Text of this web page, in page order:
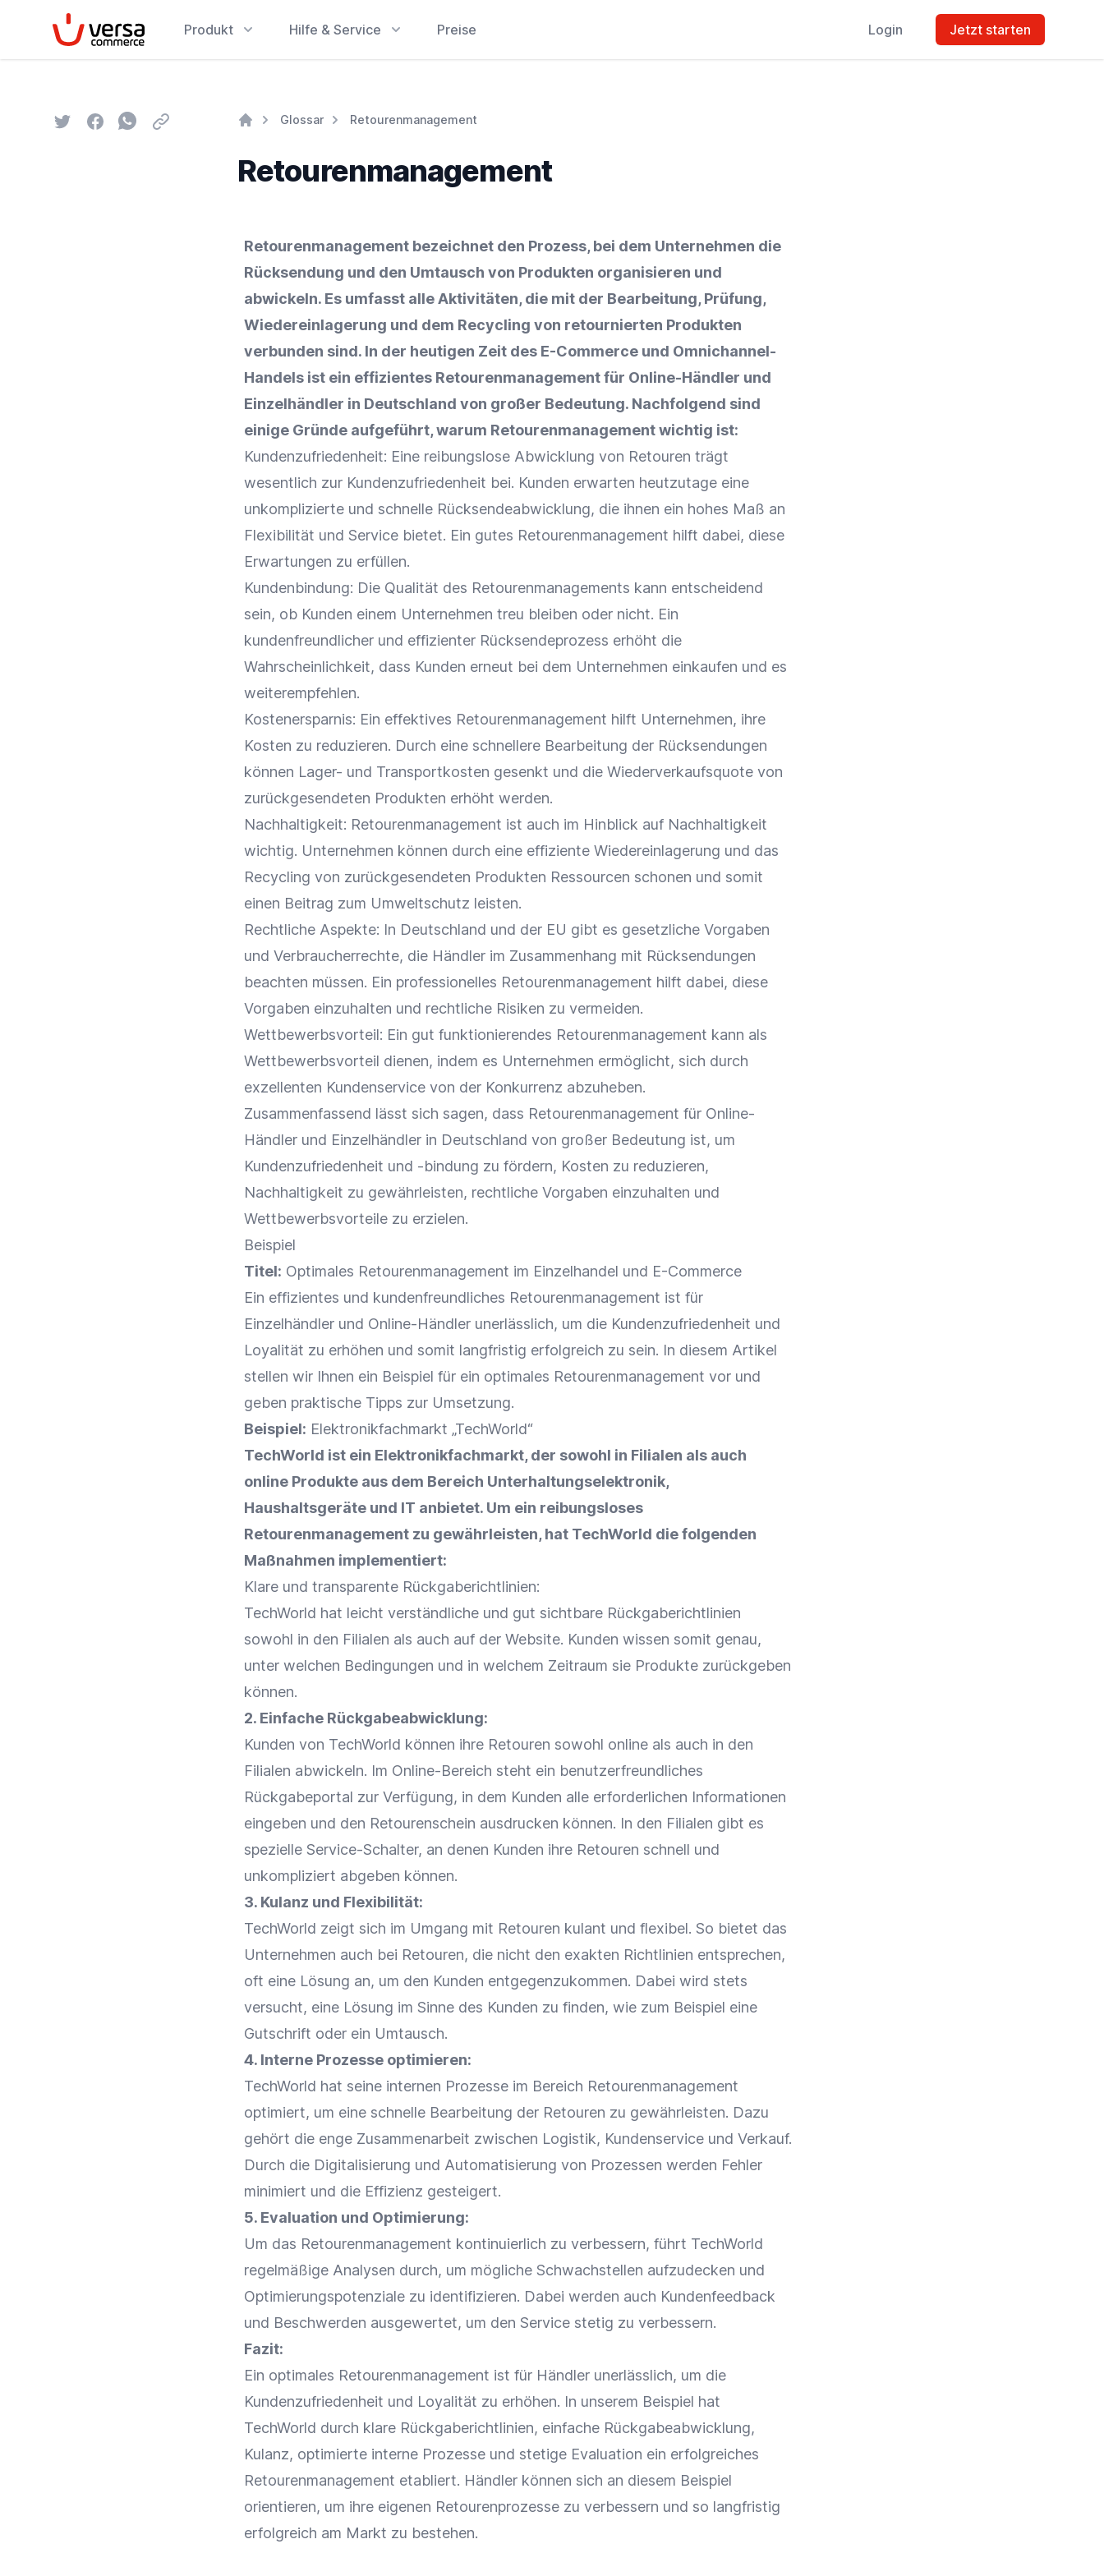
VersaCommerce Produkt Hilfe & Service Preise Login Jetzt starten
TwitterFacebookWhatsapp
Email Glossar Retourenmanagement
Retourenmanagement
Retourenmanagement bezeichnet den Prozess, bei dem Unternehmen die
Rücksendung und den Umtausch von Produkten organisieren und
abwickeln. Es umfasst alle Aktivitäten, die mit der Bearbeitung, Prüfung,
Wiedereinlagerung und dem Recycling von retournierten Produkten
verbunden sind. In der heutigen Zeit des E-Commerce und Omnichannel-
Handels ist ein effizientes Retourenmanagement für Online-Händler und
Einzelhändler in Deutschland von großer Bedeutung. Nachfolgend sind
einige Gründe aufgeführt, warum Retourenmanagement wichtig ist:
Kundenzufriedenheit: Eine reibungslose Abwicklung von Retouren trägt
wesentlich zur Kundenzufriedenheit bei. Kunden erwarten heutzutage eine
unkomplizierte und schnelle Rücksendeabwicklung, die ihnen ein hohes Maß an
Flexibilität und Service bietet. Ein gutes Retourenmanagement hilft dabei, diese
Erwartungen zu erfüllen.
Kundenbindung: Die Qualität des Retourenmanagements kann entscheidend
sein, ob Kunden einem Unternehmen treu bleiben oder nicht. Ein
kundenfreundlicher und effizienter Rücksendeprozess erhöht die
Wahrscheinlichkeit, dass Kunden erneut bei dem Unternehmen einkaufen und es
weiterempfehlen.
Kostenersparnis: Ein effektives Retourenmanagement hilft Unternehmen, ihre
Kosten zu reduzieren. Durch eine schnellere Bearbeitung der Rücksendungen
können Lager- und Transportkosten gesenkt und die Wiederverkaufsquote von
zurückgesendeten Produkten erhöht werden.
Nachhaltigkeit: Retourenmanagement ist auch im Hinblick auf Nachhaltigkeit
wichtig. Unternehmen können durch eine effiziente Wiedereinlagerung und das
Recycling von zurückgesendeten Produkten Ressourcen schonen und somit
einen Beitrag zum Umweltschutz leisten.
Rechtliche Aspekte: In Deutschland und der EU gibt es gesetzliche Vorgaben
und Verbraucherrechte, die Händler im Zusammenhang mit Rücksendungen
beachten müssen. Ein professionelles Retourenmanagement hilft dabei, diese
Vorgaben einzuhalten und rechtliche Risiken zu vermeiden.
Wettbewerbsvorteil: Ein gut funktionierendes Retourenmanagement kann als
Wettbewerbsvorteil dienen, indem es Unternehmen ermöglicht, sich durch
exzellenten Kundenservice von der Konkurrenz abzuheben.
Zusammenfassend lässt sich sagen, dass Retourenmanagement für Online-
Händler und Einzelhändler in Deutschland von großer Bedeutung ist, um
Kundenzufriedenheit und -bindung zu fördern, Kosten zu reduzieren,
Nachhaltigkeit zu gewährleisten, rechtliche Vorgaben einzuhalten und
Wettbewerbsvorteile zu erzielen.
Beispiel
Titel: Optimales Retourenmanagement im Einzelhandel und E-Commerce
Ein effizientes und kundenfreundliches Retourenmanagement ist für
Einzelhändler und Online-Händler unerlässlich, um die Kundenzufriedenheit und
Loyalität zu erhöhen und somit langfristig erfolgreich zu sein. In diesem Artikel
stellen wir Ihnen ein Beispiel für ein optimales Retourenmanagement vor und
geben praktische Tipps zur Umsetzung.
Beispiel: Elektronikfachmarkt „TechWorld“
TechWorld ist ein Elektronikfachmarkt, der sowohl in Filialen als auch
online Produkte aus dem Bereich Unterhaltungselektronik,
Haushaltsgeräte und IT anbietet. Um ein reibungsloses
Retourenmanagement zu gewährleisten, hat TechWorld die folgenden
Maßnahmen implementiert:
Klare und transparente Rückgaberichtlinien:
TechWorld hat leicht verständliche und gut sichtbare Rückgaberichtlinien
sowohl in den Filialen als auch auf der Website. Kunden wissen somit genau,
unter welchen Bedingungen und in welchem Zeitraum sie Produkte zurückgeben
können.
2. Einfache Rückgabeabwicklung:
Kunden von TechWorld können ihre Retouren sowohl online als auch in den
Filialen abwickeln. Im Online-Bereich steht ein benutzerfreundliches
Rückgabeportal zur Verfügung, in dem Kunden alle erforderlichen Informationen
eingeben und den Retourenschein ausdrucken können. In den Filialen gibt es
spezielle Service-Schalter, an denen Kunden ihre Retouren schnell und
unkompliziert abgeben können.
3. Kulanz und Flexibilität:
TechWorld zeigt sich im Umgang mit Retouren kulant und flexibel. So bietet das
Unternehmen auch bei Retouren, die nicht den exakten Richtlinien entsprechen,
oft eine Lösung an, um den Kunden entgegenzukommen. Dabei wird stets
versucht, eine Lösung im Sinne des Kunden zu finden, wie zum Beispiel eine
Gutschrift oder ein Umtausch.
4. Interne Prozesse optimieren:
TechWorld hat seine internen Prozesse im Bereich Retourenmanagement
optimiert, um eine schnelle Bearbeitung der Retouren zu gewährleisten. Dazu
gehört die enge Zusammenarbeit zwischen Logistik, Kundenservice und Verkauf.
Durch die Digitalisierung und Automatisierung von Prozessen werden Fehler
minimiert und die Effizienz gesteigert.
5. Evaluation und Optimierung:
Um das Retourenmanagement kontinuierlich zu verbessern, führt TechWorld
regelmäßige Analysen durch, um mögliche Schwachstellen aufzudecken und
Optimierungspotenziale zu identifizieren. Dabei werden auch Kundenfeedback
und Beschwerden ausgewertet, um den Service stetig zu verbessern.
Fazit:
Ein optimales Retourenmanagement ist für Händler unerlässlich, um die
Kundenzufriedenheit und Loyalität zu erhöhen. In unserem Beispiel hat
TechWorld durch klare Rückgaberichtlinien, einfache Rückgabeabwicklung,
Kulanz, optimierte interne Prozesse und stetige Evaluation ein erfolgreiches
Retourenmanagement etabliert. Händler können sich an diesem Beispiel
orientieren, um ihre eigenen Retourenprozesse zu verbessern und so langfristig
erfolgreich am Markt zu bestehen.